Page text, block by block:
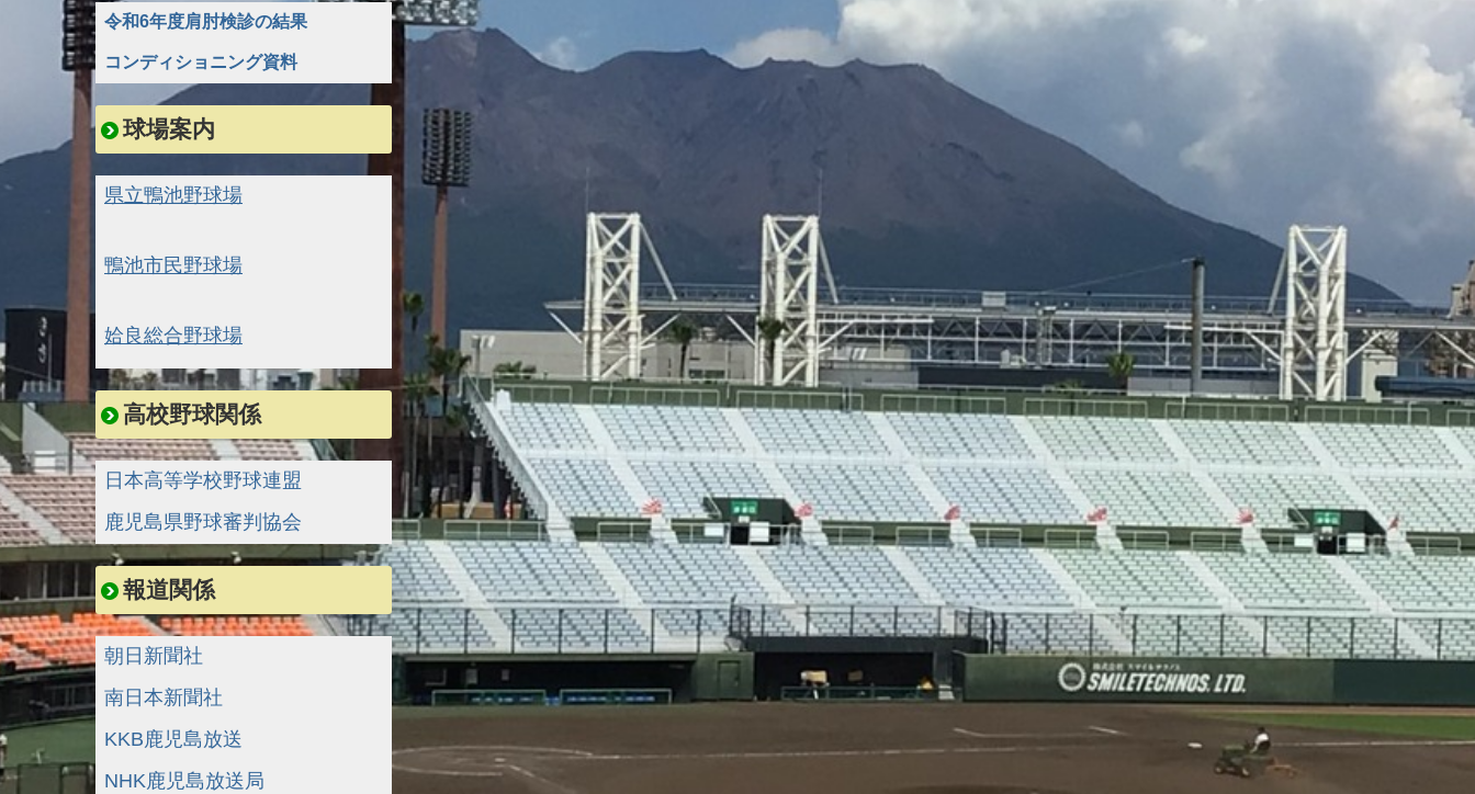
令和6年度肩肘検診の結果
コンディショニング資料
球場案内
県立鴨池野球場
鴨池市民野球場
姶良総合野球場
高校野球関係
日本高等学校野球連盟
鹿児島県野球審判協会
報道関係
朝日新聞社
南日本新聞社
KKB鹿児島放送
NHK鹿児島放送局